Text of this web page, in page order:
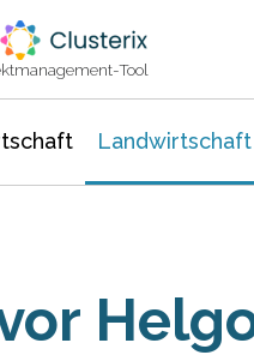
Tool